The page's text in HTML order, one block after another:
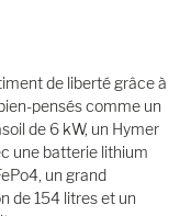
de liberté grâce à
pensés comme un
de 6 kW, un Hymer
une batterie lithium
un grand
de 154 litres et un